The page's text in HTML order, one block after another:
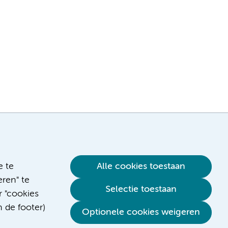
te
te
"cookies
de footer)
Alle cookies toestaan
Selectie toestaan
Optionele cookies weigeren
Verwijzen & diagnostiek